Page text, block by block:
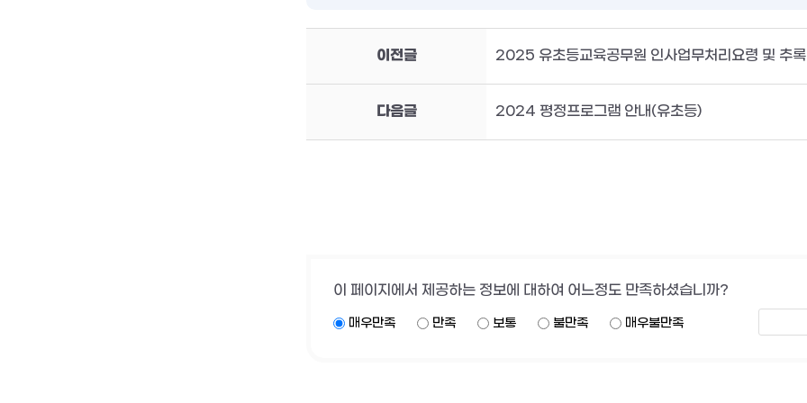
이전글 2025 유초등교육공무원 인사업무처리요령 및 추록
다음글 2024 평정프로그램 안내(유초등)
이 페이지에서 제공하는 정보에 대하여 어느정도 만족하셨습니까?
매우만족 만족 보통 불만족 매우불만족